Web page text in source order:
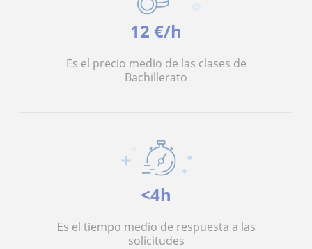
12 €/h
Es el precio medio de las clases de
Bachillerato
<4h
Es el tiempo medio de respuesta a las
solicitudes